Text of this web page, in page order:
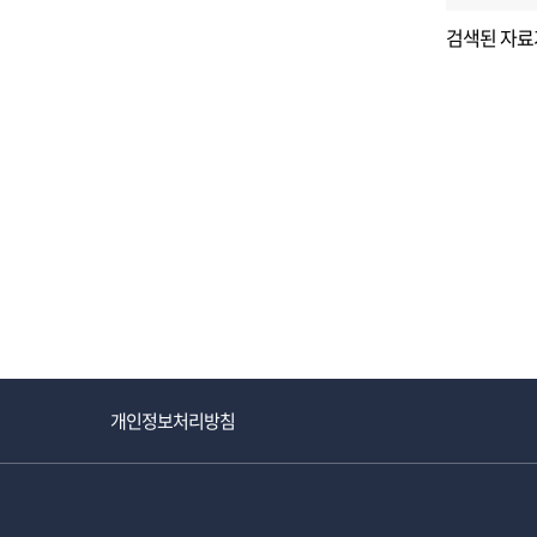
검색된 자
개인정보처리방침